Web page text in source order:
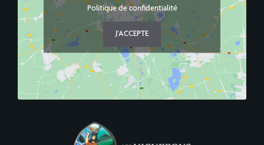
Politique de confidentialité
J’ACCEPTE